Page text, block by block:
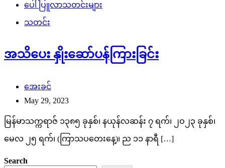
ပေါ်ပြူလာသတင်းများ
သတင်း
အသိပေး နှိုးဆော်ပန်ကြားခြင်း
အေးခင်
May 29, 2023
မြန်မာသက္ကရာဇ် ၁၃၈၅ ခုနှစ်၊ နယုန်လဆန်း ၇ ရက်၊ ၂ဝ၂၃ ခုနှစ်၊
မေလ ၂၅ ရက်၊ (ကြာသပတေးနေ့)၊ ည ၁၁ နာရီ […]
Search